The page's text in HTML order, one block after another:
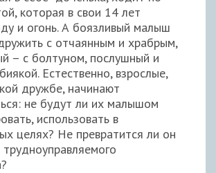
которая в свои 14 лет
и огонь. А боязливый малыш
с отчаянным и храбрым,
– с болтуном, послушный и
Естественно, взрослые,
дружбе, начинают
не будут ли их малышом
использовать в
целях? Не превратится ли он